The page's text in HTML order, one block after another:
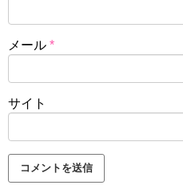
メール *
サイト